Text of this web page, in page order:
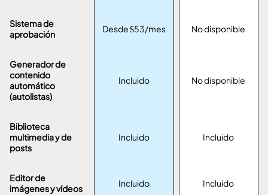
Sistema de
aprobación
Desde $53/mes No disponible
Generador de
contenido
automático
(autolistas)
Incluido No disponible
Biblioteca
multimedia y de
posts
Incluido Incluido
Editor de
imágenes y vídeos
Incluido Incluido